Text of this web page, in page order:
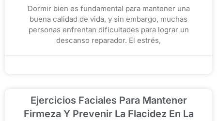
Dormir bien es fundamental para mantener una
buena calidad de vida, y sin embargo, muchas
personas enfrentan dificultades para lograr un
descanso reparador. El estrés,
Ejercicios Faciales Para Mantener
Firmeza Y Prevenir La Flacidez En La